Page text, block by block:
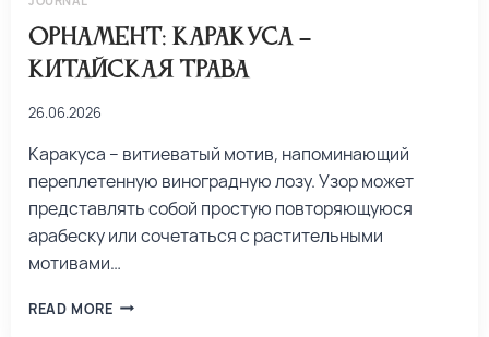
Орнамент: каракуса –
китайская трава
26.06.2026
Каракуса – витиеватый мотив, напоминающий
переплетенную виноградную лозу. Узор может
представлять собой простую повторяющуюся
арабеску или сочетаться с растительными
мотивами…
READ MORE